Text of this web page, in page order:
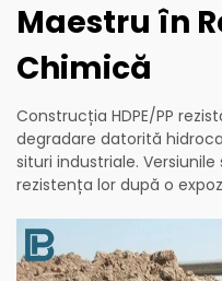
Maestru în
Chimică
Construcția HDPE/PP
degradare datorită
situri industriale.
rezistența lor după o